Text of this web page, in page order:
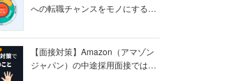
への転職チャンスをモノにする
【面接対策】Amazon（アマゾン
ジャパン）の中途採用面接では何